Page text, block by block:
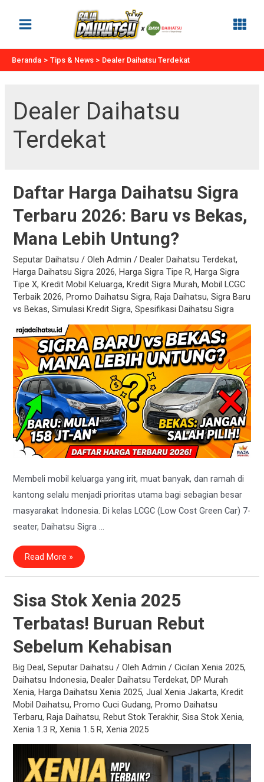
Menu
Beranda Tips & News Dealer Daihatsu Terdekat
Dealer Daihatsu
Terdekat
Daftar Harga Daihatsu Sigra
Terbaru 2026: Baru vs Bekas,
Mana Lebih Untung?
Seputar Daihatsu / OlehAdmin /Dealer Daihatsu Terdekat,
Harga Daihatsu Sigra 2026,Harga Sigra Tipe R,Harga Sigra
Tipe X,Kredit Mobil Keluarga,Kredit Sigra Murah,Mobil LCGC
Terbaik 2026,Promo Daihatsu Sigra,Raja Daihatsu,Sigra Baru
vs Bekas,Simulasi Kredit Sigra,Spesifikasi Daihatsu Sigra
Membeli mobil keluarga yang irit, muat banyak, dan ramah di
kantong selalu menjadi prioritas utama bagi sebagian besar
masyarakat Indonesia. Di kelas LCGC (Low Cost Green Car) 7-
seater, Daihatsu Sigra …
Daftar
Harga
Daihatsu
Sigra
2026:
Baru
Bekas,
Mana
Untung?
Read More »
Sisa Stok Xenia 2025
Terbatas! Buruan Rebut
Sebelum Kehabisan
Big Deal,Seputar Daihatsu / OlehAdmin /Cicilan Xenia 2025,
Daihatsu Indonesia,Dealer Daihatsu Terdekat,DP Murah
Xenia,Harga Daihatsu Xenia 2025,Jual Xenia Jakarta,Kredit
Mobil Daihatsu,Promo Cuci Gudang,Promo Daihatsu
Terbaru,Raja Daihatsu,Rebut Stok Terakhir,Sisa Stok Xenia,
Xenia 1.3 R,Xenia 1.5 R,Xenia 2025